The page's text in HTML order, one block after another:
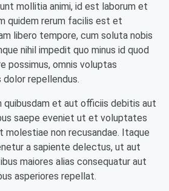
mollitia animi, id est laborum et
quidem rerum facilis est et
libero tempore, cum soluta nobis
nihil impedit quo minus id quod
possimus, omnis voluptas
dolor repellendus.
quibusdam et aut officiis debitis aut
saepe eveniet ut et voluptates
molestiae non recusandae. Itaque
a sapiente delectus, ut aut
maiores alias consequatur aut
asperiores repellat.